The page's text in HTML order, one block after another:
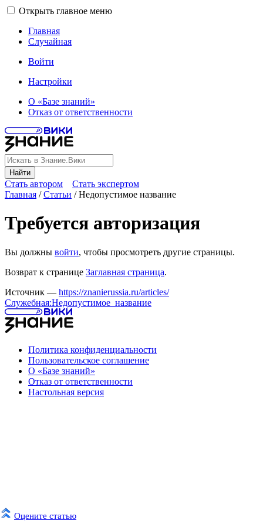
Открыть главное меню
Главная
Случайная
Войти
Настройки
О «Базе знаний»
Отказ от ответственности
Найти
Стать автором Стать экспертом
Оцените статью
Главная /Статьи /Недопустимое название
Требуется авторизация
Вы должны войти, чтобы просмотреть другие страницы.
Возврат к странице Заглавная страница.
Источник — https://znanierussia.ru/articles/
Служебная:Недопустимое_название
Политика конфиденциальности
Пользовательское соглашение
О «Базе знаний»
Отказ от ответственности
Настольная версия